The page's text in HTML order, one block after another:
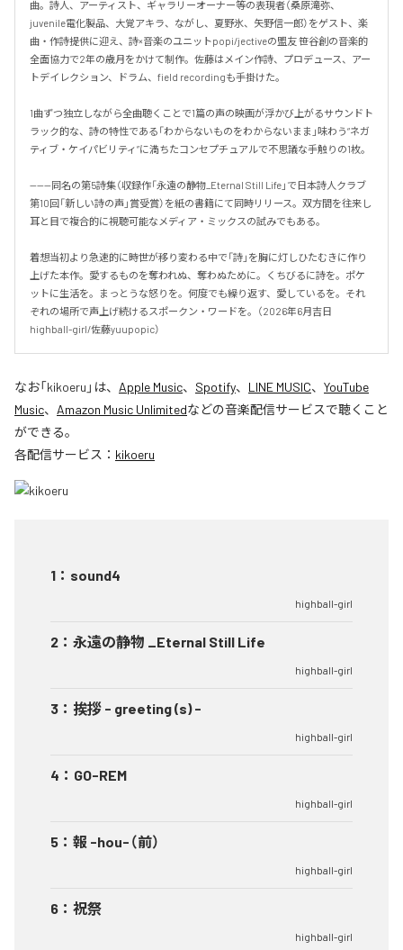
曲。詩人、アーティスト、ギャラリーオーナー等の表現者（桑原滝弥、
juvenile電化製品、大覚アキラ、ながし、夏野氷、矢野信一郎）をゲスト、楽
曲・作詩提供に迎え、詩×音楽のユニットpopi/jectiveの盟友 笹谷創の音楽的
全面協力で2年の歳月をかけて制作。佐藤はメイン作詩、プロデュース、アー
トデイレクション、ドラム、field recordingも手掛けた。
1曲ずつ独立しながら全曲聴くことで1篇の声の映画が浮かび上がるサウンドト
ラック的な、詩の特性である「わからないものをわからないまま」味わう“ネガ
ティブ・ケイパビリティ”に満ちたコンセプチュアルで不思議な手触りの1枚。
------同名の第5詩集（収録作「永遠の静物_Eternal Still Life」で日本詩人クラブ
第10回「新しい詩の声」賞受賞）を紙の書籍にて同時リリース。双方間を往来し
耳と目で複合的に視聴可能なメディア・ミックスの試みでもある。
着想当初より急速的に時世が移り変わる中で「詩」を胸に灯しひたむきに作り
上げた本作。愛するものを奪われぬ、奪わぬために。くちびるに詩を。ポケ
ットに生活を。まっとうな怒りを。何度でも繰り返す、愛しているを。それ
ぞれの場所で声上げ続けるスポークン・ワードを。（2026年6月吉日
highball-girl/佐藤yuupopic）
なお「kikoeru 」は、 Apple Music、 Spotify、 LINE MUSIC、 YouTube
Music、 Amazon Music Unlimitedなどの音楽配信サービスで聴くこと
ができる。
各配信サービス： kikoeru
1 ： sound4
highball-girl
2 ： 永遠の静物 _Eternal Still Life
highball-girl
3 ： 挨拶 - greeting (s) -
highball-girl
4 ： GO-REM
highball-girl
5 ： 報 -hou-（前）
highball-girl
6 ： 祝祭
highball-girl